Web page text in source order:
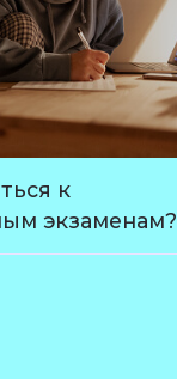
к
экзаменам?